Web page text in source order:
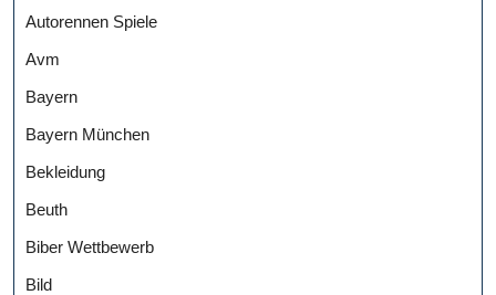
Autorennen Spiele
Avm
Bayern
Bayern München
Bekleidung
Beuth
Biber Wettbewerb
Bild